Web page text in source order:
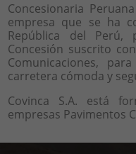
Concesionaria
empresa que se ha
República del
Concesión suscrito
Comunicaciones,
carretera cómoda y
Covinca S.A. está
empresas Pavimentos